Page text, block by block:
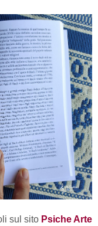
sul sito Psiche Arte